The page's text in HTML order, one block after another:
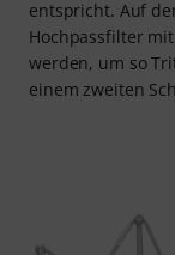
entspricht. Auf
Hochpassfilter
werden, um so
einem zweiten